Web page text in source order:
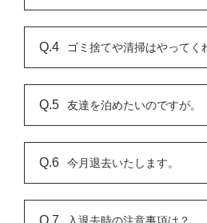
ゴミ捨てや清掃はやってく
友達を泊めたいのですが。
​今月退去いたします。